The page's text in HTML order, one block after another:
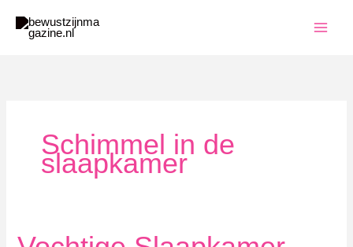
naar
Schimmel in de
slaapkamer